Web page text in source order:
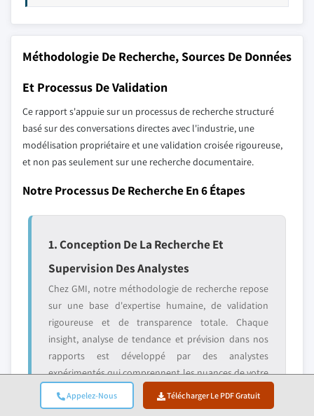
Appelez-Nous Télécharger Le PDF Gratuit
Méthodologie De Recherche, Sources De Données
Et Processus De Validation
Ce rapport s'appuie sur un processus de recherche structuré
basé sur des conversations directes avec l'industrie, une
modélisation propriétaire et une validation croisée rigoureuse,
et non pas seulement sur une recherche documentaire.
Notre Processus De Recherche En 6 Étapes
1. Conception De La Recherche Et
Supervision Des Analystes
Chez GMI, notre méthodologie de recherche repose
sur une base d'expertise humaine, de validation
rigoureuse et de transparence totale. Chaque
insight, analyse de tendance et prévision dans nos
rapports est développé par des analystes
expérimentés qui comprennent les nuances de votre
marché.
Notre approche intègre une recherche primaire